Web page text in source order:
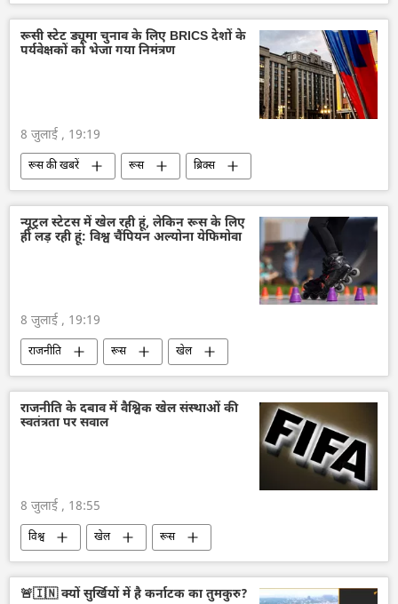
रूसी स्टेट ड्यूमा चुनाव के लिए BRICS देशों के
पर्यवेक्षकों को भेजा गया निमंत्रण
8 जुलाई , 19:19
रूस की खबरें रूस ब्रिक्स
न्यूट्रल स्टेटस में खेल रही हूं, लेकिन रूस के लिए
ही लड़ रही हूं: विश्व चैंपियन अल्योना येफिमोवा
8 जुलाई , 19:19
राजनीति रूस खेल
राजनीति के दबाव में वैश्विक खेल संस्थाओं की
स्वतंत्रता पर सवाल
8 जुलाई , 18:55
विश्व खेल रूस
🚨🇮🇳 क्यों सुर्खियों में है कर्नाटक का तुमकुरु?